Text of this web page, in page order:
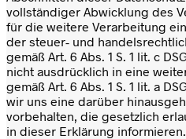
vollständiger Abwicklung des
für die weitere Verarbeitung
der steuer- und
gemäß Art. 6 Abs. 1 S. 1 lit. c
nicht ausdrücklich in eine
gemäß Art. 6 Abs. 1 S. 1 lit. a
wir uns eine darüber
vorbehalten, die gesetzlich
in dieser Erklärung informieren.